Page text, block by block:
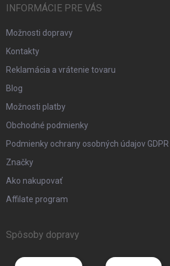
INFORMÁCIE PRE VÁS
Možnosti dopravy
Kontakty
Reklamácia a vrátenie tovaru
Blog
Možnosti platby
Obchodné podmienky
Podmienky ochrany osobných údajov GDPR
Značky
Ako nakupovať
Affilate program
Spôsoby dopravy